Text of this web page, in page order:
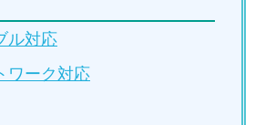
ル対応
ワーク対応